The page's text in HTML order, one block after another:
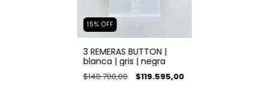
15% OFF
3 REMERAS BUTTON |
blanca | gris | negra
$140.700,00 $119.595,00